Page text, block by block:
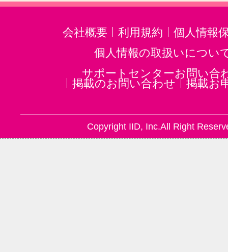
会社概要 利用規約
個人情報
個人情報の取扱いについ
サポートセンターお問い合
掲載のお問い合わせ
掲載お
Copyright IID, Inc.All Right